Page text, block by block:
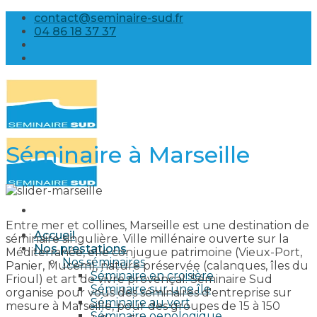
Skip
content
contact@seminaire-sud.fr
04 86 18 37 37
Accueil
Nos prestations
Nos séminaires
Séminaire en croisière
Séminaire sur une île
Séminaire au vert
Séminaire à Marseille
Entre mer et collines, Marseille est une destination de
séminaire singulière. Ville millénaire ouverte sur la
Méditerranée, elle conjugue patrimoine (Vieux-Port,
Panier, Mucem), nature préservée (calanques, îles du
Frioul) et art de vivre provençal. Séminaire Sud
organise pour vous des séminaires d'entreprise sur
mesure à Marseille, pour des groupes de 15 à 150